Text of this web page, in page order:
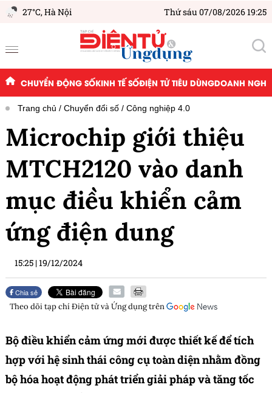
27°C,Hà Nội Thứ sáu 07/08/2026 19:25
CHUYỂN ĐỘNG SỐKINH TẾ SỐĐIỆN TỬ TIÊU DÙNGDOANH
Trang chủ Chuyển đổi số Công nghiệp 4.0
Microchip giới thiệu
MTCH2120 vào danh
mục điều khiển cảm
ứng điện dung
15:25 |19/12/2024
Chia sẻ
Theo dõi tạp chíĐiện tử và Ứng dụngtrên
Bộ điều khiển cảm ứng mới được thiết kế để tích
hợp với hệ sinh thái công cụ toàn diện nhằm đồng
bộ hóa hoạt động phát triển giải pháp và tăng tốc